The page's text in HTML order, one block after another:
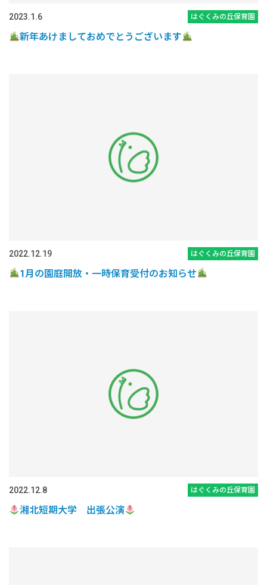
2023.1.6 はぐくみの丘保育園
新年あけましておめでとうございます
2022.12.19 はぐくみの丘保育園
1月の園庭開放・一時保育受付のお知らせ
2022.12.8 はぐくみの丘保育園
湘北短期大学 出張公演